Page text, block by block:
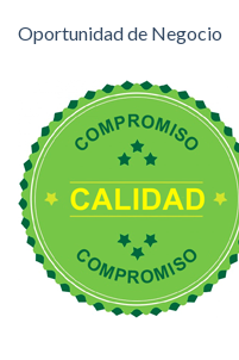
Oportunidad de Negocio